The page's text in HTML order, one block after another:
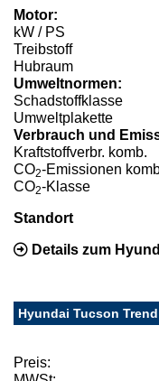
Motor:
kW / PS
Treibstoff
Hubraum
Umweltnormen:
Schadstoffklasse
Umweltplakette
Verbrauch und
Kraftstoffverbr. komb.
CO2-Emissionen
CO2-Klasse
Standort
Details zum
Hyundai Tucson Trend
Preis: